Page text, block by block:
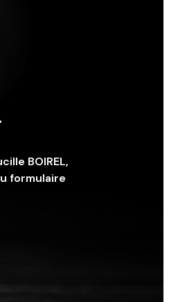
BOIREL,
formulaire